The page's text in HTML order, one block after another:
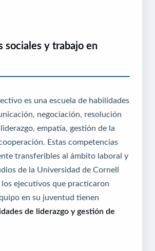
sociales y trabajo en
es una escuela de habilidades
negociación, resolución
empatía, gestión de la
Estas competencias
transferibles al ámbito laboral y
de la Universidad de Cornell
ejecutivos que practicaron
en su juventud tienen
de liderazgo y gestión de